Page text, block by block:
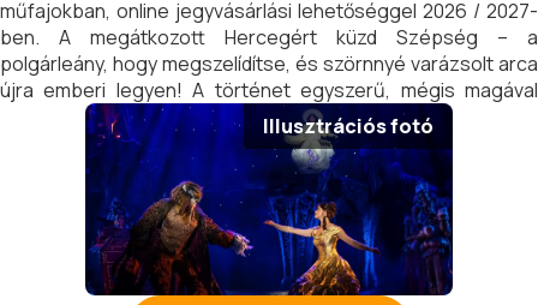
műfajokban, online jegyvásárlási lehetőséggel 2026 / 2027-
ben. A megátkozott Hercegért küzd Szépség – a
polgárleány, hogy megszelídítse, és szörnnyé varázsolt arca
újra emberi legyen! A történet egyszerű, mégis magával
ragadó, hiszen ki tudna ellenállni Szépségnek! És ki ne
akarná, hogy szeretetével, szelídségével és szépségével
legyőzze a varázslatot, és kimondja az örök igazságot: a
szeretet soha el nem múlik!
Illusztrációs fotó